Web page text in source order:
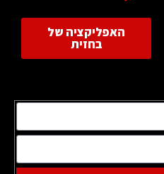
האפליקציה של
בחזית